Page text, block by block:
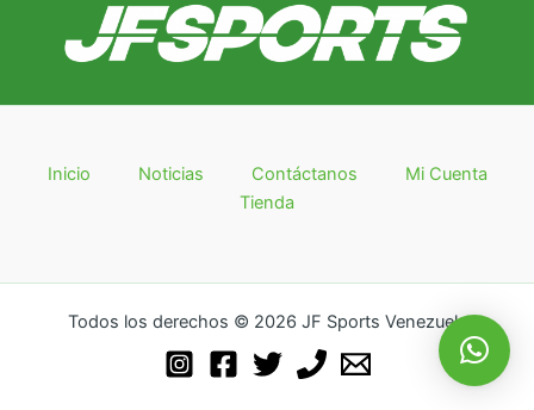
Inicio Noticias Contáctanos
Mi Cuenta
Tienda
Todos los derechos © 2026 JF Sports Venezuela